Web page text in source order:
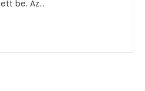
követelményeket vezetett be. Az...